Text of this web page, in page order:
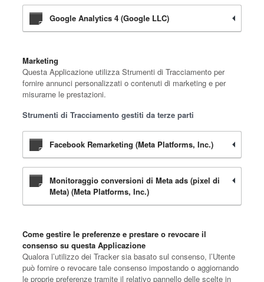
Google Analytics 4 (Google LLC)
Marketing
Questa Applicazione utilizza Strumenti di Tracciamento per
fornire annunci personalizzati o contenuti di marketing e per
misurarne le prestazioni.
Strumenti di Tracciamento gestiti da terze parti
Facebook Remarketing (Meta Platforms, Inc.)
Monitoraggio conversioni di Meta ads (pixel di
Meta) (Meta Platforms, Inc.)
Come gestire le preferenze e prestare o revocare il
consenso su questa Applicazione
Qualora l’utilizzo dei Tracker sia basato sul consenso, l’Utente
può fornire o revocare tale consenso impostando o aggiornando
le proprie preferenze tramite il relativo pannello delle scelte in